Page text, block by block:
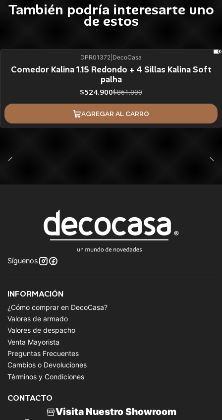
También podría interesarte uno
de estos
DPR01372 DecoCasa
Comedor Kalina 1.15 Redondo + 4 Sillas Kalina Soft
palha
$524.900$861.000
AGREGAR AL CARRO
Síguenos
INFORMACIÓN
¿Cómo comprar en DecoCasa?
Valores de armado
Valores de despacho
Venta Mayorista
Preguntas Frecuentes
Cambios o Devoluciones
Términos y Condiciones
CONTACTO
Visita Nuestro Showroom